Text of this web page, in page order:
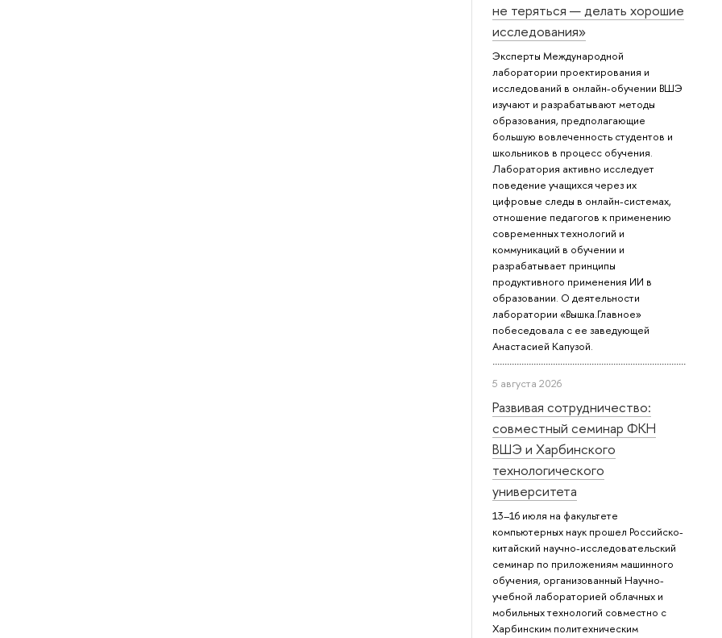
не теряться — делать хорошие
исследования»
Эксперты Международной
лаборатории проектирования и
исследований в онлайн-обучении ВШЭ
изучают и разрабатывают методы
образования, предполагающие
большую вовлеченность студентов и
школьников в процесс обучения.
Лаборатория активно исследует
поведение учащихся через их
цифровые следы в онлайн-системах,
отношение педагогов к применению
современных технологий и
коммуникаций в обучении и
разрабатывает принципы
продуктивного применения ИИ в
образовании. О деятельности
лаборатории «Вышка.Главное»
побеседовала с ее заведующей
Анастасией Капузой.
5 августа 2026
Развивая сотрудничество:
совместный семинар ФКН
ВШЭ и Харбинского
технологического
университета
13–16 июля на факультете
компьютерных наук прошел Российско-
китайский научно-исследовательский
семинар по приложениям машинного
обучения, организованный Научно-
учебной лабораторией облачных и
мобильных технологий совместно с
Харбинским политехническим